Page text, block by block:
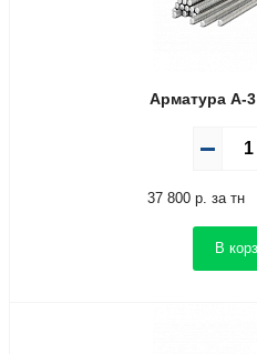
Арматура А-
37 800 р. за тн
В